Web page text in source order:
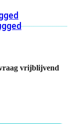
vrijblijvend